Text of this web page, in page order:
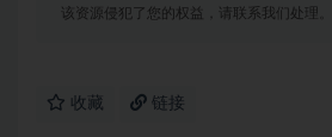
该资源侵犯了您的权益，请联系我们处理。
收藏 链接